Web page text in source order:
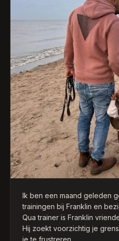
Ik ben een maand geleden
trainingen bij Franklin en
Qua trainer is Franklin
Hij zoekt voorzichtig je